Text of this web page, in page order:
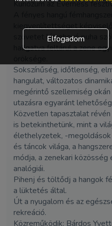
Kuriózum az Everness
kiegyenlítettséget
szövetet létrehozó puha
hallgatva feltárul a zene
Sokszínűség, időtlenség,
hangulat, változatos
megérintő szellemiség
utazásra egyaránt
Közvetlen tapasztalat
is betekinthetünk, mint a
élethelyzetek, -
és táncok világa, a
módja, a zenekari
analógiái.
Pihenj és töltődj a hangok
a lüktetés által.
Út a nyugalom és az
rekreáció.
Közreműködik: Bárdos
Elfogadom